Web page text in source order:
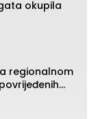
okupila
regionalnom